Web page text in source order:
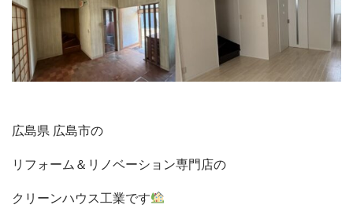
広島県 広島市の
リフォーム＆リノベーション専門店の
クリーンハウス工業です